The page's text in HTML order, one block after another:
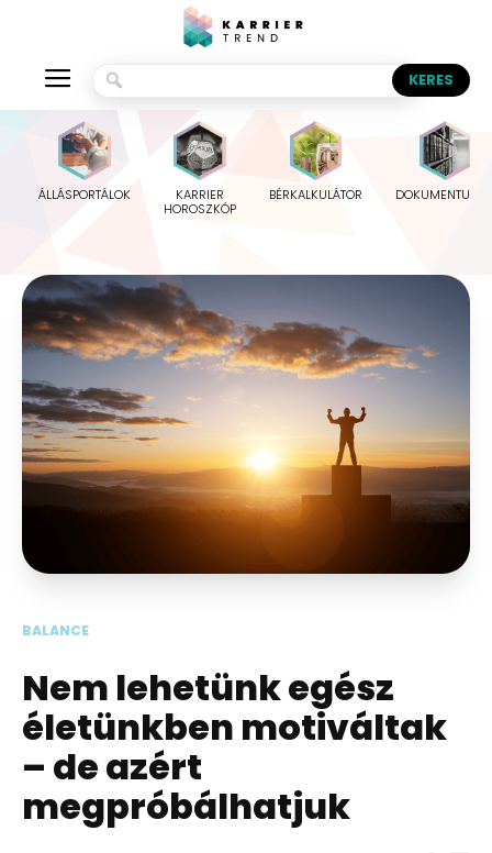
ÁLLÁSPORTÁLOK
KARRIER
HOROSZKÓP
BÉRKALKULÁTOR
BALANCE
Nem lehetünk egész
életünkben motiváltak
– de azért
megpróbálhatjuk